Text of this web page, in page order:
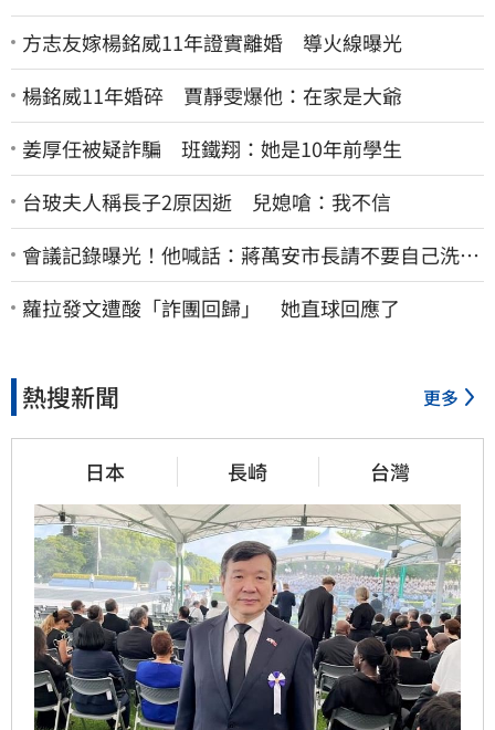
方志友嫁楊銘威11年證實離婚 導火線曝光
楊銘威11年婚碎 賈靜雯爆他：在家是大爺
姜厚任被疑詐騙 班鐵翔：她是10年前學生
台玻夫人稱長子2原因逝 兒媳嗆：我不信
會議記錄曝光！他喊話：蔣萬安市長請不要自己洗自
己的記憶好嗎？
蘿拉發文遭酸「詐團回歸」 她直球回應了
熱搜新聞 更多
日本 長崎 台灣